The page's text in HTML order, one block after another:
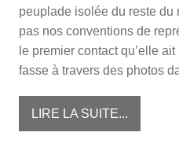
peuplade isolée du reste du
pas nos conventions de
le premier contact qu’elle
fasse à travers des photos
LIRE LA SUITE...